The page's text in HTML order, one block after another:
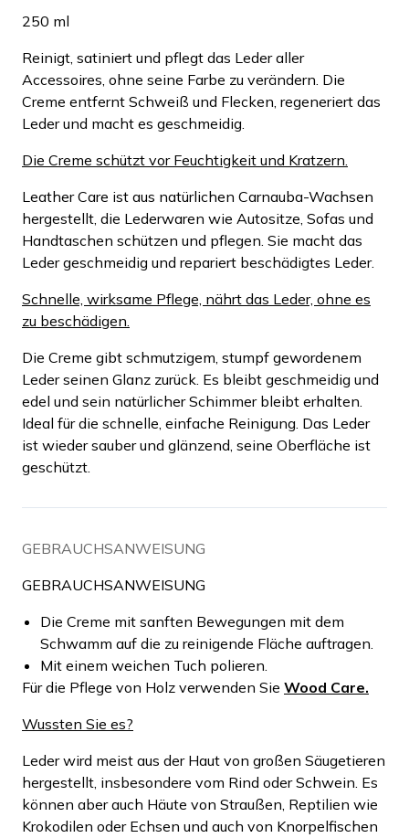
250 ml
Reinigt, satiniert und pflegt das Leder aller
Accessoires, ohne seine Farbe zu verändern. Die
Creme entfernt Schweiß und Flecken, regeneriert das
Leder und macht es geschmeidig.
Die Creme schützt vor Feuchtigkeit und Kratzern.
Leather Care ist aus natürlichen Carnauba-Wachsen
hergestellt, die Lederwaren wie Autositze, Sofas und
Handtaschen schützen und pflegen. Sie macht das
Leder geschmeidig und repariert beschädigtes Leder.
Schnelle, wirksame Pflege, nährt das Leder, ohne es
zu beschädigen.
Die Creme gibt schmutzigem, stumpf gewordenem
Leder seinen Glanz zurück. Es bleibt geschmeidig und
edel und sein natürlicher Schimmer bleibt erhalten.
Ideal für die schnelle, einfache Reinigung. Das Leder
ist wieder sauber und glänzend, seine Oberfläche ist
geschützt.
GEBRAUCHSANWEISUNG
GEBRAUCHSANWEISUNG
Die Creme mit sanften Bewegungen mit dem
Schwamm auf die zu reinigende Fläche auftragen.
Mit einem weichen Tuch polieren.
Für die Pflege von Holz verwenden Sie Wood Care.
Wussten Sie es?
Leder wird meist aus der Haut von großen Säugetieren
hergestellt, insbesondere vom Rind oder Schwein. Es
können aber auch Häute von Straußen, Reptilien wie
Krokodilen oder Echsen und auch von Knorpelfischen